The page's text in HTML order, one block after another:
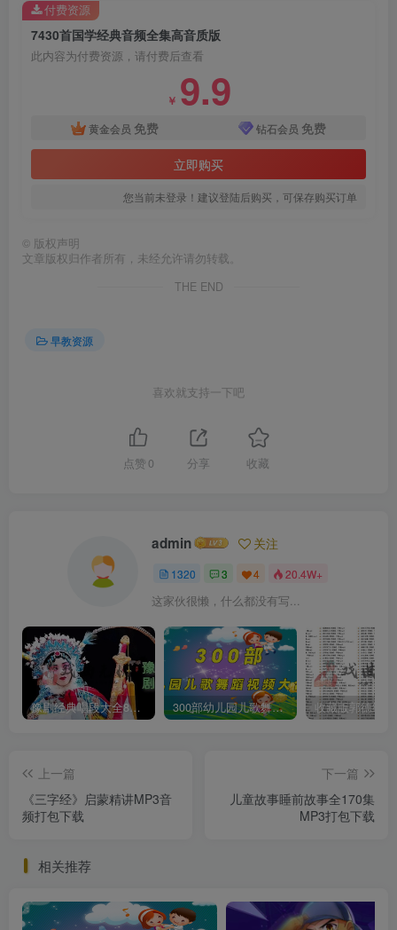
7430首国学经典音频全集高音质版
此内容为付费资源，请付费后查看
￥ 9.9
黄金会员 免费 钻石会员 免费
立即购买
您当前未登录！建议登陆后购买，可保存购买订单
付费资源
© 版权声明
文章版权归作者所有，未经允许请勿转载。
THE END
早教资源
喜欢就支持一下吧
点赞 0 分享 收藏
admin 关注
1320 3 4 20.4W+
这家伙很懒，什么都没有写...
豫剧经典唱段大全850首mp3打包戏曲下载 300部幼儿园儿歌舞蹈视频大合集
上一篇
《三字经》启蒙精讲MP3音
频打包下载
下一篇
儿童故事睡前故事全170集
MP3打包下载
相关推荐